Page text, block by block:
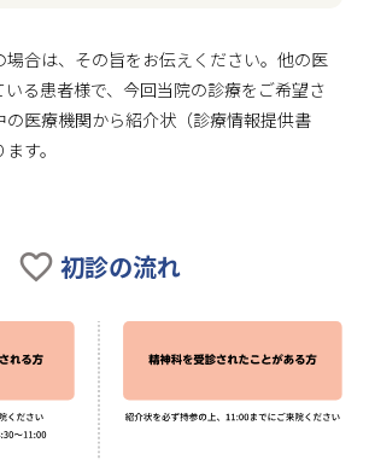
合は、その旨をお伝えください。他の医
る患者様で、今回当院の診療をご希望さ
の医療機関から紹介状（診療情報提供書
す。
favorite_border 初診の流れ